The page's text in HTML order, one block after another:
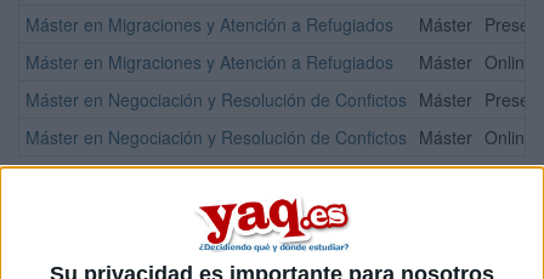
Su privacidad es importante para nosotros
Máster en Migraciones y Atención a Refugiados
Máster
Máster en Migraciones y Atención a Refugiados
Máster Online
Máster en Negociación y Resolución de Confictos Máster
Máster en Negociación y Resolución de Confictos Máster Online
¡Síguenos en Facebook!